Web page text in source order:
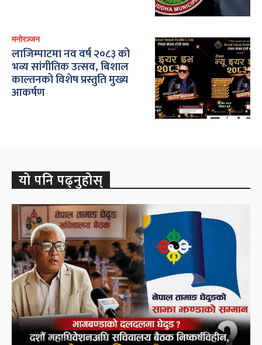
मनोरञ्जन
लाजिम्पाटमा नव वर्ष २०८३ को
भव्य सांगीतिक उत्सव, बिशाल
काल्तनको विशेष प्रस्तुति मुख्य
आकर्षण
यो पनि पढ्नुहोस्